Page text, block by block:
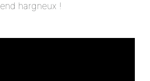
hargneux !